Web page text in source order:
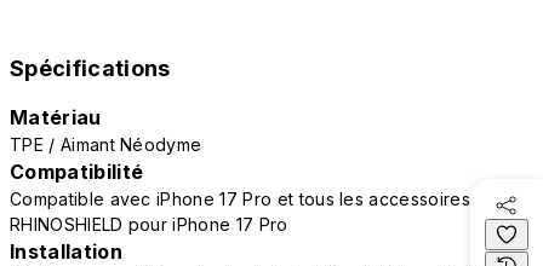
Spécifications
Matériau
TPE / Aimant Néodyme
Compatibilité
Compatible avec iPhone 17 Pro et tous les accessoires
RHINOSHIELD pour iPhone 17 Pro
Installation